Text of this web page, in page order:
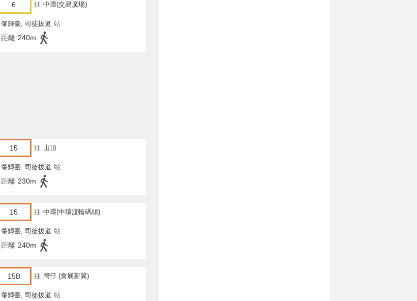
6 往 中環(交易廣場)
肇輝臺, 司徒拔道 站
距離 240m
15 往 山頂
肇輝臺, 司徒拔道 站
距離 230m
15 往 中環(中環渡輪碼頭)
肇輝臺, 司徒拔道 站
距離 240m
15B 往 灣仔 (會展新翼)
肇輝臺, 司徒拔道 站